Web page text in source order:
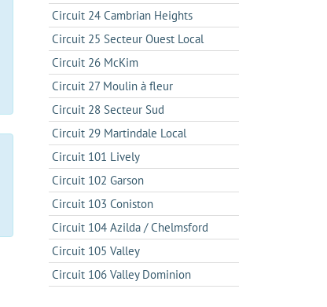
Circuit 24 Cambrian Heights
Circuit 25 Secteur Ouest Local
Circuit 26 McKim
Circuit 27 Moulin à fleur
Circuit 28 Secteur Sud
Circuit 29 Martindale Local
Circuit 101 Lively
Circuit 102 Garson
Circuit 103 Coniston
Circuit 104 Azilda / Chelmsford
Circuit 105 Valley
Circuit 106 Valley Dominion